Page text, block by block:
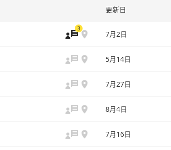
更新日
3
7月2日
5月14日
7月27日
8月4日
7月16日